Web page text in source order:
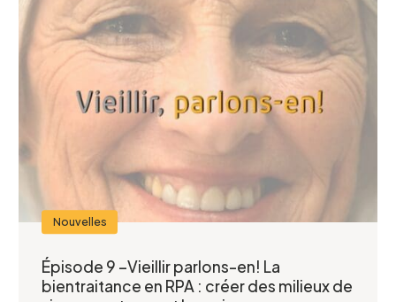
Nouvelles
Épisode 9 –Vieillir parlons-en! La
bientraitance en RPA : créer des milieux de
Formulaire